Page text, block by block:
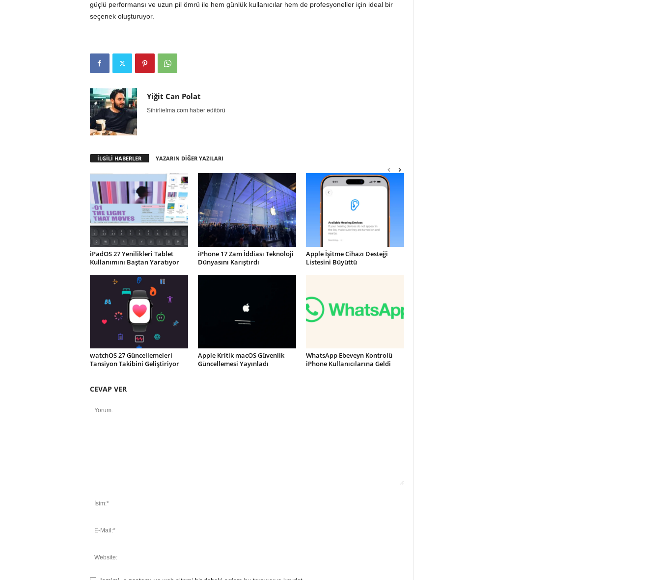
güçlü performansı ve uzun pil ömrü ile hem günlük kullanıcılar hem de profesyoneller için ideal bir
seçenek oluşturuyor.
Yiğit Can Polat
Sihirlielma.com haber editörü
İLGİLİ HABERLER YAZARIN DİĞER YAZILARI
iPadOS 27 Yenilikleri Tablet
Kullanımını Baştan Yaratıyor
iPhone 17 Zam İddiası Teknoloji
Dünyasını Karıştırdı
Apple İşitme Cihazı Desteği
Listesini Büyüttü
watchOS 27 Güncellemeleri
Tansiyon Takibini Geliştiriyor
Apple Kritik macOS Güvenlik
Güncellemesi Yayınladı
WhatsApp Ebeveyn Kontrolü
iPhone Kullanıcılarına Geldi
CEVAP VER